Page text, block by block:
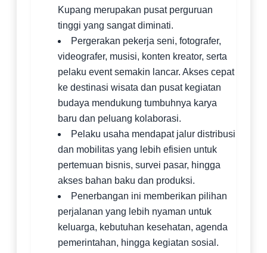
Kupang merupakan pusat perguruan
tinggi yang sangat diminati.
Pergerakan pekerja seni, fotografer,
videografer, musisi, konten kreator, serta
pelaku event semakin lancar. Akses cepat
ke destinasi wisata dan pusat kegiatan
budaya mendukung tumbuhnya karya
baru dan peluang kolaborasi.
Pelaku usaha mendapat jalur distribusi
dan mobilitas yang lebih efisien untuk
pertemuan bisnis, survei pasar, hingga
akses bahan baku dan produksi.
Penerbangan ini memberikan pilihan
perjalanan yang lebih nyaman untuk
keluarga, kebutuhan kesehatan, agenda
pemerintahan, hingga kegiatan sosial.